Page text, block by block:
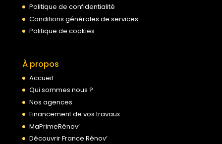
Politique de confidentialité
Conditions générales de services
Politique de cookies
À propos
Accueil
Qui sommes nous ?
Nos agences
Financement de vos travaux
MaPrimeRénov’
Découvrir France Rénov’